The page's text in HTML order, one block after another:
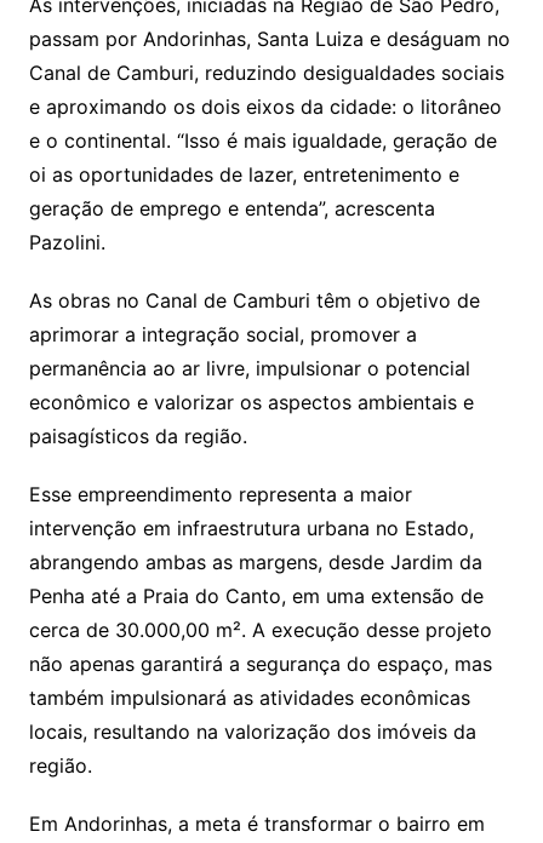
passam por Andorinhas, Santa Luiza e deságuam no
Canal de Camburi, reduzindo desigualdades sociais
e aproximando os dois eixos da cidade: o litorâneo
e o continental. “Isso é mais igualdade, geração de
oi as oportunidades de lazer, entretenimento e
geração de emprego e entenda”, acrescenta
Pazolini.
As obras no Canal de Camburi têm o objetivo de
aprimorar a integração social, promover a
permanência ao ar livre, impulsionar o potencial
econômico e valorizar os aspectos ambientais e
paisagísticos da região.
Esse empreendimento representa a maior
intervenção em infraestrutura urbana no Estado,
abrangendo ambas as margens, desde Jardim da
Penha até a Praia do Canto, em uma extensão de
cerca de 30.000,00 m². A execução desse projeto
não apenas garantirá a segurança do espaço, mas
também impulsionará as atividades econômicas
locais, resultando na valorização dos imóveis da
região.
Em Andorinhas, a meta é transformar o bairro em